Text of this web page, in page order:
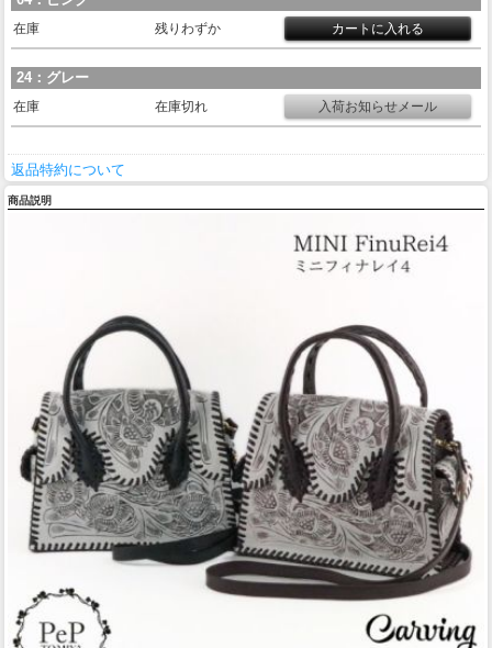
在庫 残りわずか
24：グレー
在庫 在庫切れ
返品特約について
商品説明